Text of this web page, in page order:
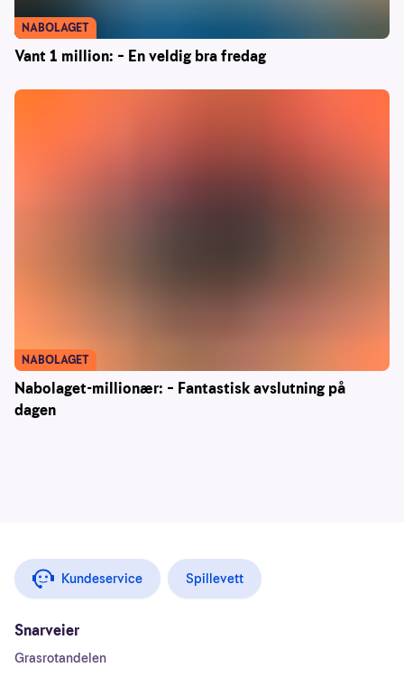
Vant 1 million: – En veldig bra fredag
NABOLAGET
Nabolaget-millionær: – Fantastisk avslutning på
dagen
NABOLAGET
Kundeservice Spillevett
Snarveier
Grasrotandelen